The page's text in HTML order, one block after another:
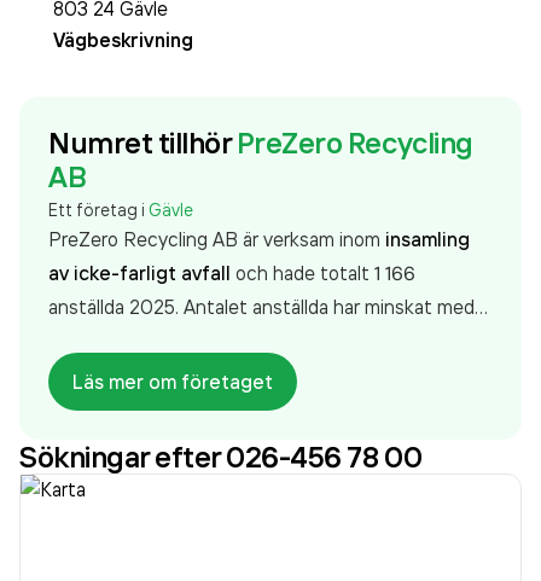
803 24 Gävle
Vägbeskrivning
Numret tillhör PreZero Recycling
AB
Ett företag i Gävle
PreZero Recycling AB är verksam inom insamling
av icke-farligt avfall och hade totalt 1 166
anställda 2025. Antalet anställda har minskat med
personer på företaget. Bolaget är ett aktiebolag
som varit aktivt sedan 1972. PreZero Recycling AB
omsatte 3 252 760 000,00 krsenaste
räkenskapsåret (2025).
Läs mer om företaget
Sökningar efter 026-456 78 00